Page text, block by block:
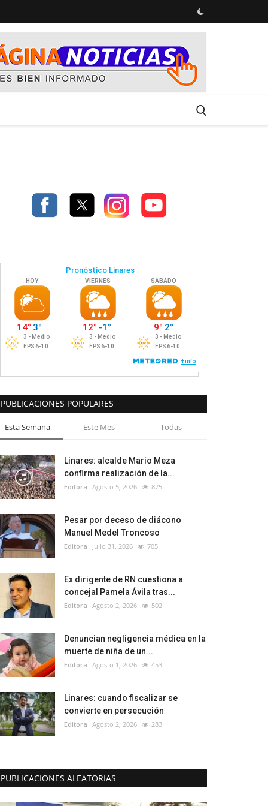
PUBLICACIONES POPULARES
Esta Semana Este Mes Todas
Linares: alcalde Mario Meza
confirma realización de la...
Editora Agosto 5, 2026 875
Pesar por deceso de diácono
Manuel Medel Troncoso
Editora Julio 31, 2026 705
Ex dirigente de RN cuestiona a
concejal Pamela Ávila tras...
Editora Agosto 2, 2026 502
Denuncian negligencia médica en la
muerte de niña de un...
Editora Agosto 1, 2026 453
Linares: cuando fiscalizar se
convierte en persecución
Editora Agosto 2, 2026 283
PUBLICACIONES ALEATORIAS